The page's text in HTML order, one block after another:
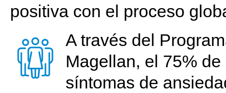
positiva con el proceso
A través del
Magellan, el 75%
síntomas de